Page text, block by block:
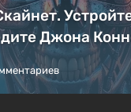
Джона